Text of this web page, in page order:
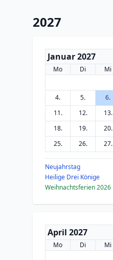
2027
Januar 2027
Mo Di Mi
4.
5. 6.
11.
12. 13.
18.
19. 20.
25.
26. 27.
Neujahrstag
Heilige Drei Könige
Weihnachtsferien 2026
April 2027
Mo Di Mi